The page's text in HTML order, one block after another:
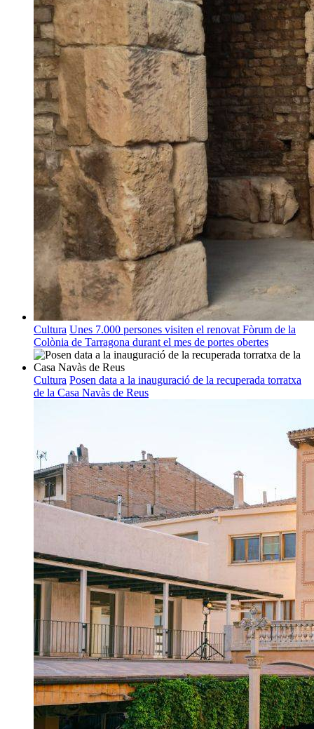
Cultura Unes 7.000 persones visiten el renovat Fòrum de la
Colònia de Tarragona durant el mes de portes obertes
Cultura Posen data a la inauguració de la recuperada torratxa
de la Casa Navàs de Reus